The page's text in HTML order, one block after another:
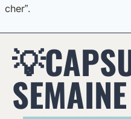
cher”.
💡
SEMAINE